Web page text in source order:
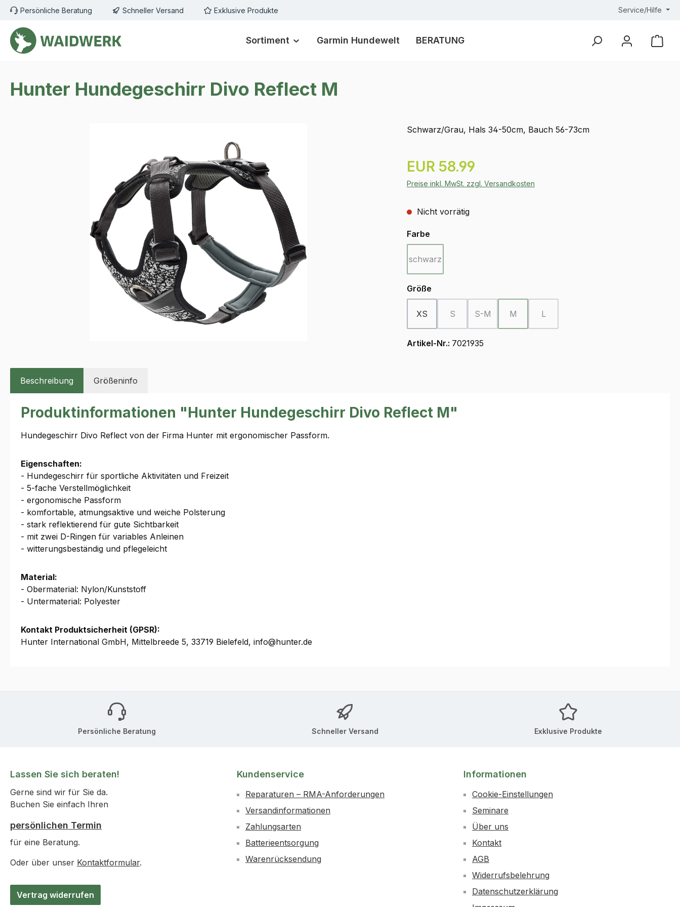
Hauptinhalt springen
Zur Suche springen
Zur Hauptnavigation springen
Persönliche Beratung Schneller Versand Exklusive Produkte Service/Hilfe
Sortiment Garmin Hundewelt BERATUNG
Hunter Hundegeschirr Divo Reflect M
Schwarz/Grau, Hals 34-50cm, Bauch 56-73cm
Regulärer Preis:
EUR 58.99
Preise inkl. MwSt. zzgl. Versandkosten
Nicht vorrätig
Farbe
schwarz
(Diese Option ist zurzeit nicht verfügbar.)
Größe
XS S
(Diese Option ist zurzeit nicht verfügbar.)
S-M
(Diese Option ist zurzeit nicht verfügbar.)
M
(Diese Option ist zurzeit nicht verfügbar.)
L
(Diese Option ist zurzeit nicht verfügbar.)
Artikel-Nr.: 7021935
Beschreibung Größeninfo
Produktinformationen "Hunter Hundegeschirr Divo Reflect M"
Hundegeschirr Divo Reflect von der Firma Hunter mit ergonomischer Passform.
Eigenschaften:
- Hundegeschirr für sportliche Aktivitäten und Freizeit
- 5-fache Verstellmöglichkeit
- ergonomische Passform
- komfortable, atmungsaktive und weiche Polsterung
- stark reflektierend für gute Sichtbarkeit
- mit zwei D-Ringen für variables Anleinen
- witterungsbeständig und pflegeleicht
Material:
- Obermaterial: Nylon/Kunststoff
- Untermaterial: Polyester
Kontakt Produktsicherheit (GPSR):
Hunter International GmbH, Mittelbreede 5, 33719 Bielefeld, info@hunter.de
Persönliche Beratung Schneller Versand Exklusive Produkte
Lassen Sie sich beraten!
Gerne sind wir für Sie da.
Buchen Sie einfach Ihren
persönlichen Termin
für eine Beratung.
Oder über unser Kontaktformular.
Vertrag widerrufen
Kundenservice
Reparaturen – RMA-Anforderungen
Versandinformationen
Zahlungsarten
Batterieentsorgung
Warenrücksendung
Informationen
Cookie-Einstellungen
Seminare
Über uns
Kontakt
AGB
Widerrufsbelehrung
Datenschutzerklärung